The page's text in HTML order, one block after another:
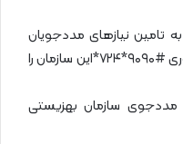
تامین نیاز‌های مددجویان
بهزیستی هستند خواست با کددستوری #۹۰۹۰*۷۲۴*این سازمان را
قم مددجوی سازمان بهزیستی